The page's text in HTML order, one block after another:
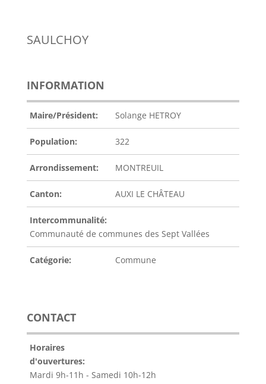
SAULCHOY
INFORMATION
Maire/Président: Solange HETROY
Population: 322
Arrondissement: MONTREUIL
Canton: AUXI LE CHÂTEAU
Intercommunalité:
Communauté de communes des Sept Vallées
Catégorie: Commune
CONTACT
Horaires
d'ouvertures:
Mardi 9h-11h - Samedi 10h-12h